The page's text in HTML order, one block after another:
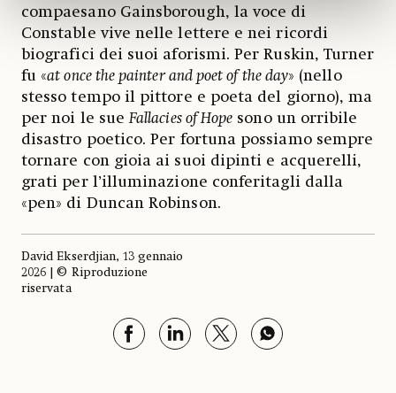
compaesano Gainsborough, la voce di
Constable vive nelle lettere e nei ricordi
biografici dei suoi aforismi. Per Ruskin, Turner
fu «at once the painter and poet of the day» (nello
stesso tempo il pittore e poeta del giorno), ma
per noi le sueFallacies of Hope sono un orribile
disastro poetico. Per fortuna possiamo sempre
tornare con gioia ai suoi dipinti e acquerelli,
grati per l’illuminazione conferitagli dalla
«pen» di Duncan Robinson.
David Ekserdjian, 13 gennaio
2026 | © Riproduzione
riservata